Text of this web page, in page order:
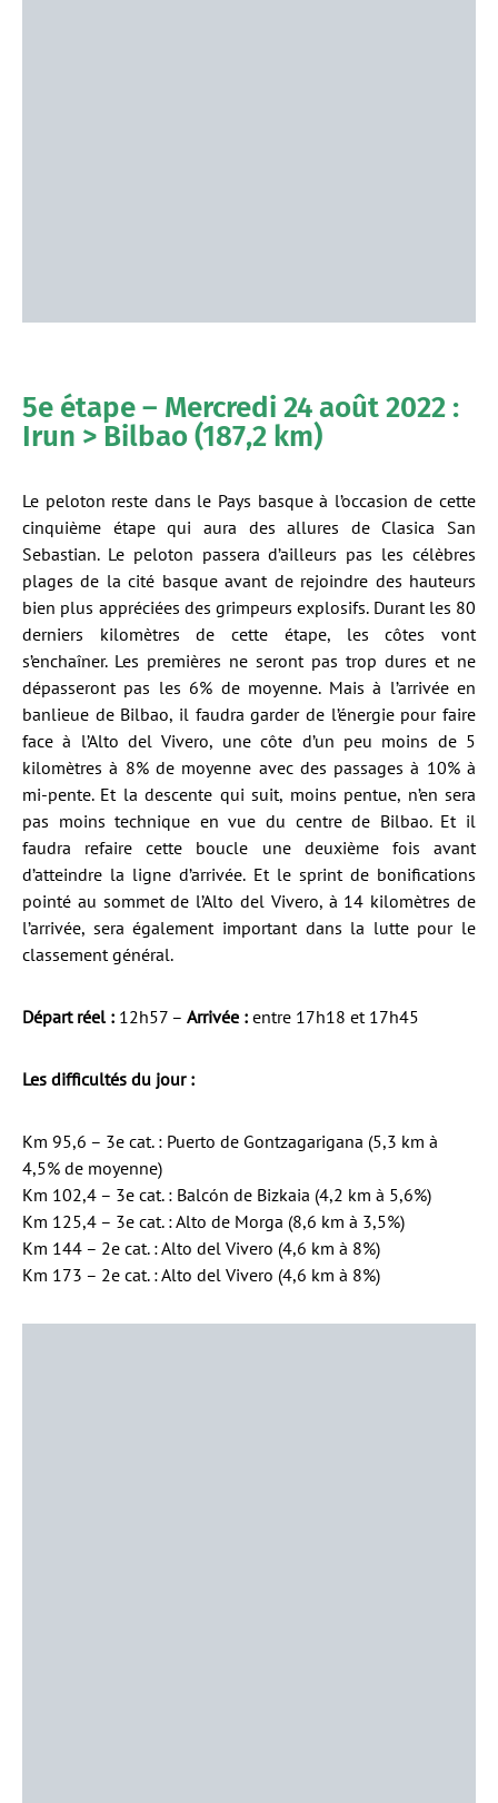
5e étape – Mercredi 24 août 2022 :
Irun > Bilbao (187,2 km)
Le peloton reste dans le Pays basque à l’occasion de cette
cinquième étape qui aura des allures de Clasica San
Sebastian. Le peloton passera d’ailleurs pas les célèbres
plages de la cité basque avant de rejoindre des hauteurs
bien plus appréciées des grimpeurs explosifs. Durant les 80
derniers kilomètres de cette étape, les côtes vont
s’enchaîner. Les premières ne seront pas trop dures et ne
dépasseront pas les 6% de moyenne. Mais à l’arrivée en
banlieue de Bilbao, il faudra garder de l’énergie pour faire
face à l’Alto del Vivero, une côte d’un peu moins de 5
kilomètres à 8% de moyenne avec des passages à 10% à
mi-pente. Et la descente qui suit, moins pentue, n’en sera
pas moins technique en vue du centre de Bilbao. Et il
faudra refaire cette boucle une deuxième fois avant
d’atteindre la ligne d’arrivée. Et le sprint de bonifications
pointé au sommet de l’Alto del Vivero, à 14 kilomètres de
l’arrivée, sera également important dans la lutte pour le
classement général.
Départ réel : 12h57 – Arrivée : entre 17h18 et 17h45
Les difficultés du jour :
Km 95,6 – 3e cat. : Puerto de Gontzagarigana (5,3 km à
4,5% de moyenne)
Km 102,4 – 3e cat. : Balcón de Bizkaia (4,2 km à 5,6%)
Km 125,4 – 3e cat. : Alto de Morga (8,6 km à 3,5%)
Km 144 – 2e cat. : Alto del Vivero (4,6 km à 8%)
Km 173 – 2e cat. : Alto del Vivero (4,6 km à 8%)